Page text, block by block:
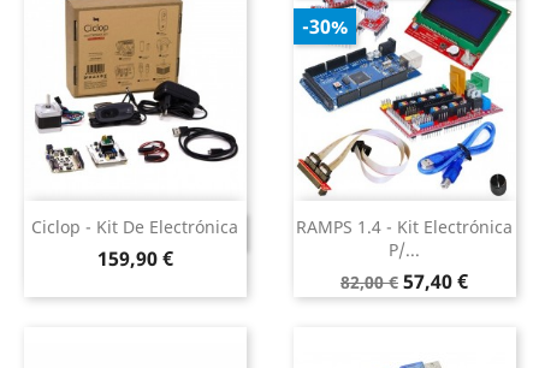
Ciclop - Kit De Electrónica
Preço
159,90 €
DESCONTINUADO
RAMPS 1.4 - Kit Electrónica
P/...
Preço
normal
82,00 € Preço
57,40 €
-30%